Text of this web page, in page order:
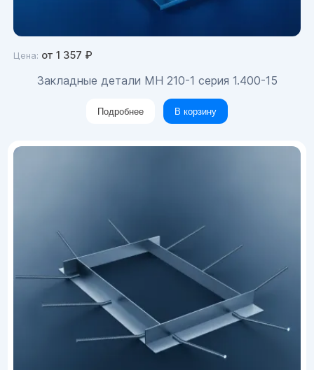
Цена: от1 357 ₽
Закладные детали МН 210-1 серия 1.400-15
Подробнее В корзину